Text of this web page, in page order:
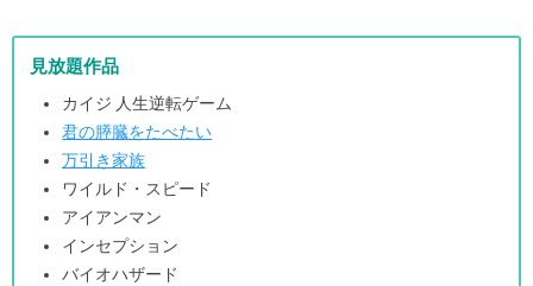
見放題作品
カイジ 人生逆転ゲーム
君の膵臓をたべたい
万引き家族
ワイルド・スピード
アイアンマン
インセプション
バイオハザード